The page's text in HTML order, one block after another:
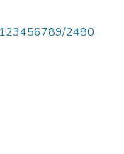
123456789/2480